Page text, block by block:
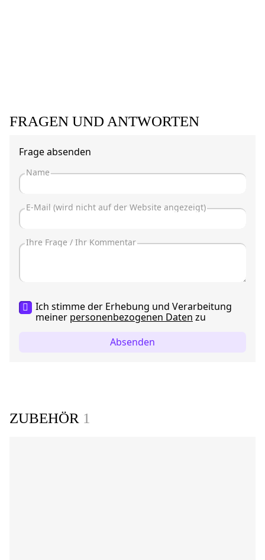
FRAGEN UND ANTWORTEN
Frage absenden
Ich stimme der Erhebung und Verarbeitung
meiner personenbezogenen Daten zu
Absenden
ZUBEHÖR 1